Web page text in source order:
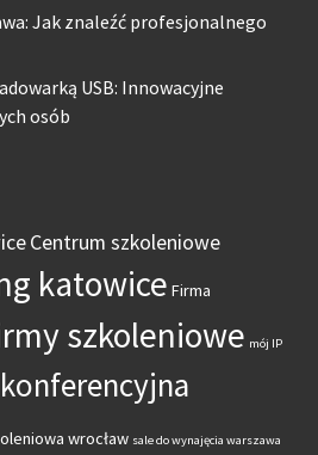
Jak znaleźć profesjonalnego
USB: Innowacyjne
osób
Centrum szkoleniowe
katowice Firma
szkoleniowe mój IP
wrocław sale do wynajęcia warszawa